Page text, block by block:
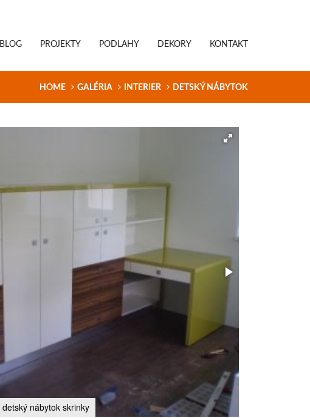
BLOG PROJEKTY PODLAHY DEKORY KONTAKT
HOME GALÉRIA INTERIER DETSKÝ NÁBYTOK
detský nábytok skrinky